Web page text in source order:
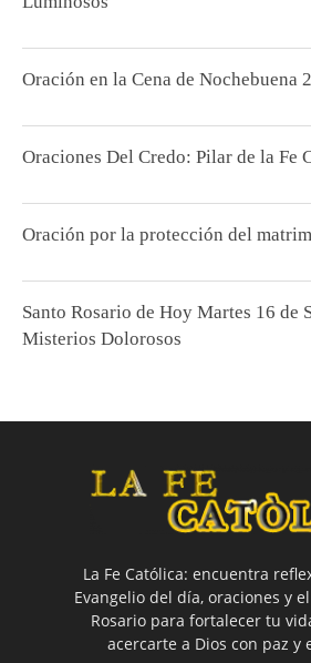
Oración en la Cena de Nochebuena
Oraciones Del Credo: Pilar de la Fe
Oración por la protección del
Santo Rosario de Hoy Martes 16 de
Misterios Dolorosos
La Fe Católica: encuentra
Evangelio del día, oraciones y
Rosario para fortalecer tu
acercarte a Dios con paz y